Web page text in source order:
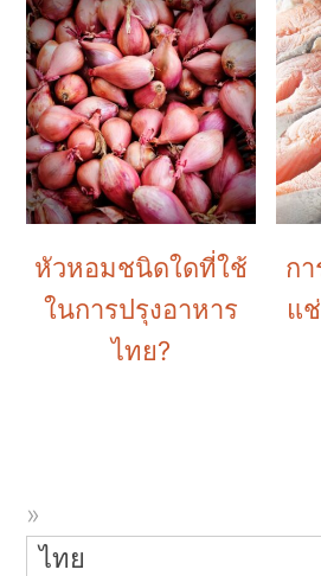
หัวหอมชนิดใดที่ใช้
ในการปรุงอาหาร
ไทย?
ก
แ
ไทย